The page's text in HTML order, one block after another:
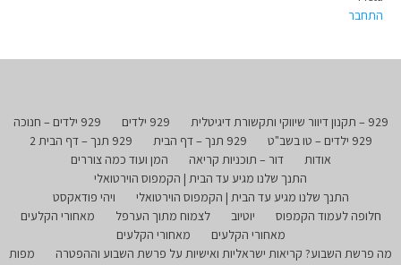
התחבר
929 – תקנון דיוור שיווקי ותקשורת דיגיטלית 929 ילדים
929 ילדים – חנוכה
929 ילדים – טו בשב"ט
929 תנך – דף הבית
929 תנך – דף הבית 2
אודות
דור – תוכניות קריאה
המן ועוד כמה צוררים
התנך שלנו מגיע עד הבית | הקמפוס הוירטואלי
התנך שלנו מגיע עד הבית | הקמפוס הוירטואלי
ויהי פודאקסט
חלופה לעמוד הקמפוס
יוטיוב לצמוח מתוך הערפל
מאחורי הקלעים
מאחורי הקלעים
מאחורי הקלעים
מה פרשת השבוע? קריאות ישראליות ואישיות על פרשת השבוע וההפטרה
מפות